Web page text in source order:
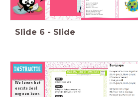
Slide 6 - Slide
We lezen het
eerste deel
nog een keer.